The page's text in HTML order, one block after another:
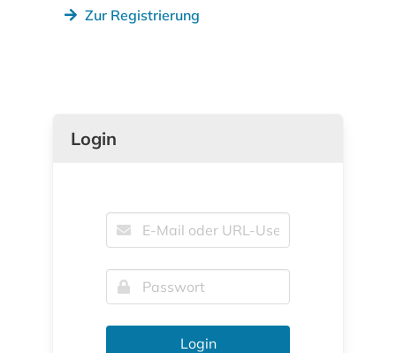
Zur Registrierung
Login
Login